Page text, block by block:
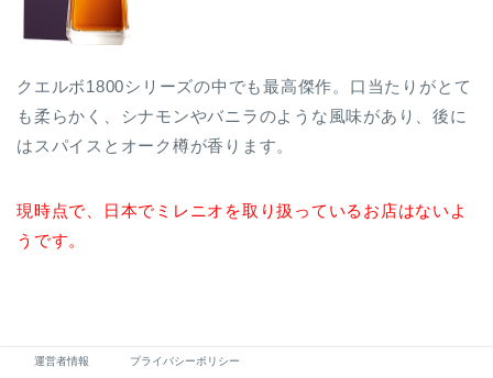
クエルボ1800シリーズの中でも最高傑作。口当たりがとて
も柔らかく、シナモンやバニラのような風味があり、後に
はスパイスとオーク樽が香ります。
現時点で、日本でミレニオを取り扱っているお店はないよ
うです。
クエルボ 1800は、シルバーやレポサドは日本でも簡単に
運営者情報 プライバシーポリシー